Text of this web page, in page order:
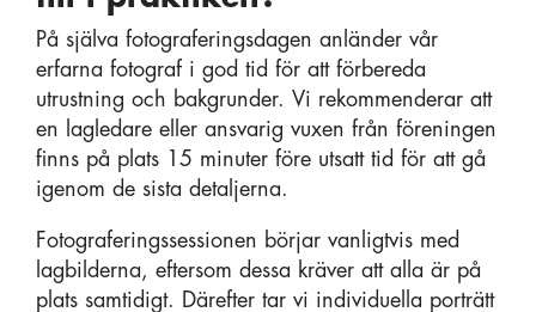
På själva fotograferingsdagen anländer vår
erfarna fotograf i god tid för att förbereda
utrustning och bakgrunder. Vi rekommenderar att
en lagledare eller ansvarig vuxen från föreningen
finns på plats 15 minuter före utsatt tid för att gå
igenom de sista detaljerna.
Fotograferingssessionen börjar vanligtvis med
lagbilderna, eftersom dessa kräver att alla är på
plats samtidigt. Därefter tar vi individuella porträtt